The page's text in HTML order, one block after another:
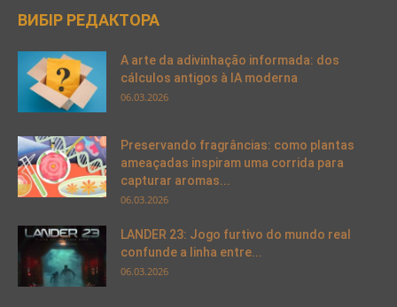
ВИБІР РЕДАКТОРА
A arte da adivinhação informada: dos
cálculos antigos à IA moderna
06.03.2026
Preservando fragrâncias: como plantas
ameaçadas inspiram uma corrida para
capturar aromas...
06.03.2026
LANDER 23: Jogo furtivo do mundo real
confunde a linha entre...
06.03.2026